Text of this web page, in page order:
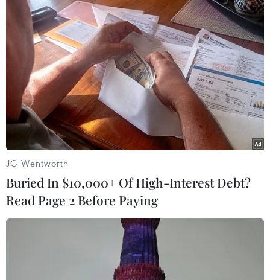
Hàn Quốc giải cứu tàu Triều Tiên chở tám
thuyền viên
26/06/2017 11:13
Lực lượng tuần duyên Hàn Quốc đã giải cứu một tàu
của Triều Tiên chở tám thuyền viên tại phía Nam vùng
biển Nhật Bản hồi tuần trước, và đang lên kế hoạch cho
hồi hương những thuyền viên này.
JG Wentworth
Buried In $10,000+ Of High-Interest Debt?
Read Page 2 Before Paying